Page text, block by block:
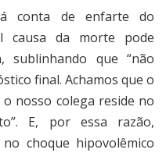
conta de enfarte do
causa da morte pode
sublinhando que “não
final. Achamos que o
nosso colega reside no
E, por essa razão,
choque hipovolêmico